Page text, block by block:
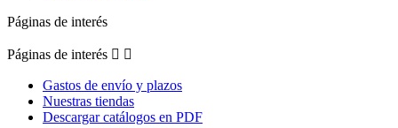
Páginas de interés
Páginas de interés  
Gastos de envío y plazos
Nuestras tiendas
Descargar catálogos en PDF